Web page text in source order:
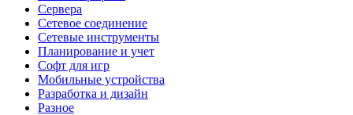
Сервера
Сетевое соединение
Сетевые инструменты
Планирование и учет
Софт для игр
Мобильные устройства
Разработка и дизайн
Разное